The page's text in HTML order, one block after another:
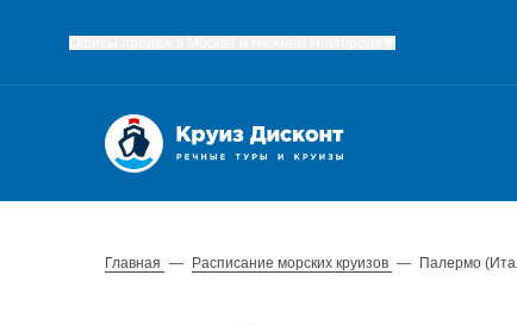
Главная — Расписание морских круизов — Палермо